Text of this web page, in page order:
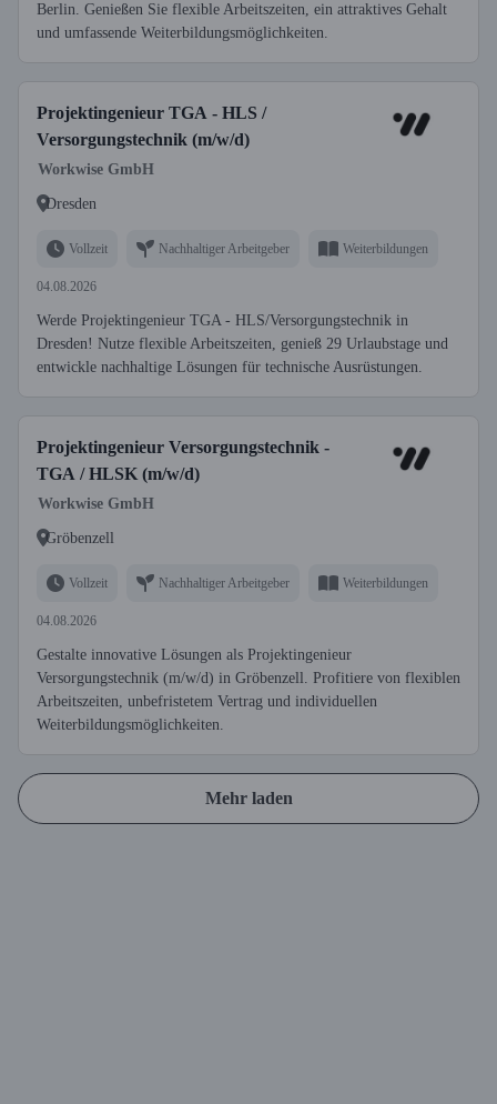
Berlin. Genießen Sie flexible Arbeitszeiten, ein attraktives Gehalt
und umfassende Weiterbildungsmöglichkeiten.
Projektingenieur TGA - HLS /
Versorgungstechnik (m/w/d)
Workwise GmbH
Dresden
Vollzeit Nachhaltiger Arbeitgeber Weiterbildungen
04.08.2026
Werde Projektingenieur TGA - HLS/Versorgungstechnik in
Dresden! Nutze flexible Arbeitszeiten, genieß 29 Urlaubstage und
entwickle nachhaltige Lösungen für technische Ausrüstungen.
Projektingenieur Versorgungstechnik -
TGA / HLSK (m/w/d)
Workwise GmbH
Gröbenzell
Vollzeit Nachhaltiger Arbeitgeber Weiterbildungen
04.08.2026
Gestalte innovative Lösungen als Projektingenieur
Versorgungstechnik (m/w/d) in Gröbenzell. Profitiere von flexiblen
Arbeitszeiten, unbefristetem Vertrag und individuellen
Weiterbildungsmöglichkeiten.
Mehr laden